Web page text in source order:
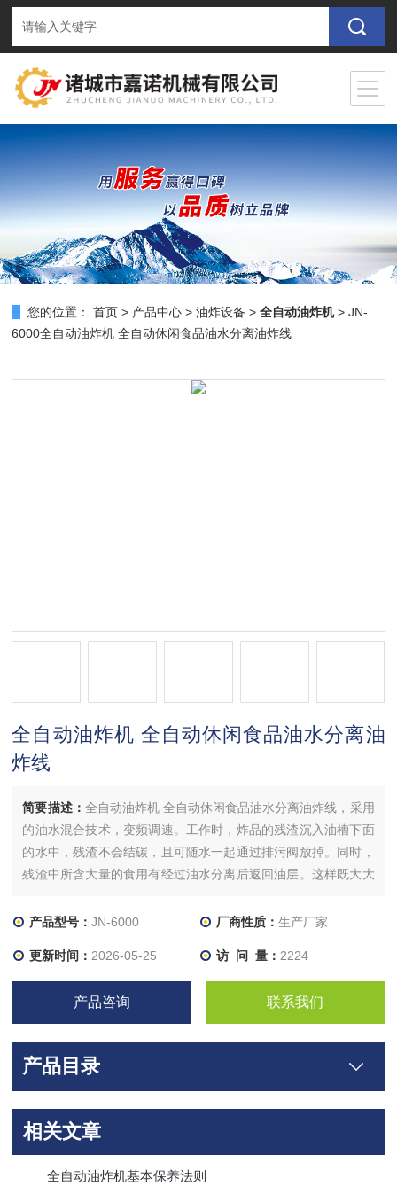
您的位置： 首页 > 产品中心 >油炸设备 >全自动油炸机> JN-
6000全自动油炸机 全自动休闲食品油水分离油炸线
全自动油炸机 全自动休闲食品油水分离油
炸线
简要描述： 全自动油炸机 全自动休闲食品油水分离油炸线，采用
的油水混合技术，变频调速。工作时，炸品的残渣沉入油槽下面
的水中，残渣不会结碳，且可随水一起通过排污阀放掉。同时，
残渣中所含大量的食用有经过油水分离后返回油层。这样既大大
使得炸品色、香、味更佳，外观也更加干净漂亮。
产品型号：JN-6000 厂商性质： 生产厂家
更新时间： 2026-05-25 访 问 量： 2224
产品咨询 联系我们
产品目录
相关文章
全自动油炸机基本保养法则